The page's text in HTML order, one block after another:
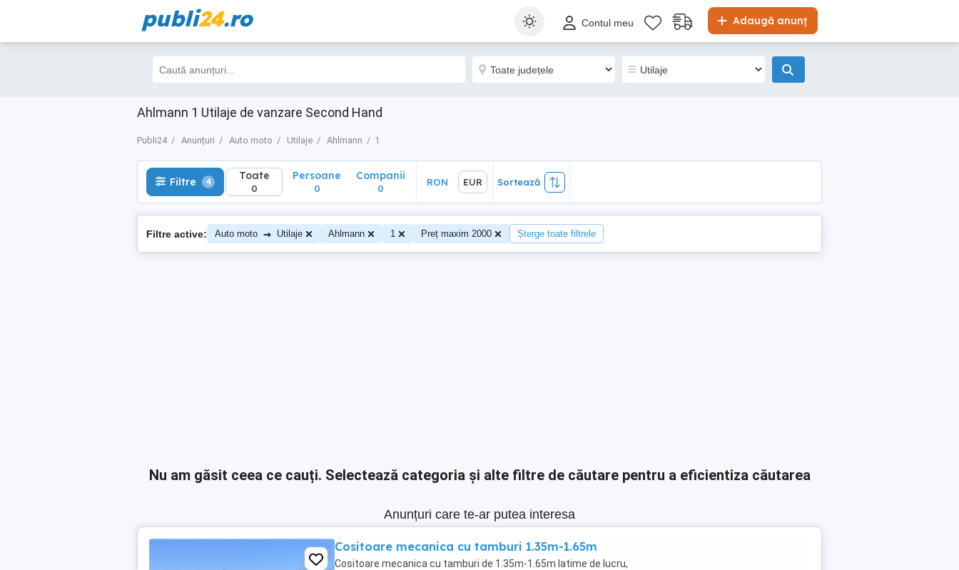
publi24.ro Adaugă anunț
Contul meu
Ahlmann 1 Utilaje de vanzare Second Hand
Publi24 Anunțuri Auto moto Utilaje Ahlmann 1
Filtre 4 Toate
0
Sortează
Filtre 4 Toate
0
Persoane
0
Companii
0
RON EUR Sortează
Filtre active: Auto moto → Utilaje Ahlmann 1 Preț maxim 2000 Șterge toate filtrele
Nu am găsit ceea ce cauți. Selectează categoria și alte filtre de căutare pentru a eficientiza căutarea
Anunțuri care te-ar putea interesa
Cositoare mecanica cu tamburi 1.35m-1.65m
Cositoare mecanica cu tamburi de 1.35m-1.65m latime de lucru,